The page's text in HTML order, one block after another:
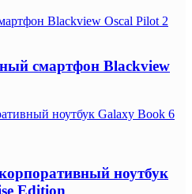
Blackview Oscal Pilot 2
смартфон Blackview
ноутбук Galaxy Book 6
ноутбук
Edition